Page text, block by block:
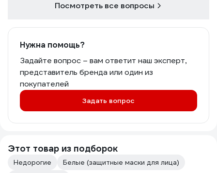
Посмотреть все вопросы
Нужна помощь?
Задайте вопрос – вам ответит наш эксперт,
представитель бренда или один из
покупателей
Задать вопрос
Этот товар из подборок
Недорогие
Белые (защитные маски для лица)